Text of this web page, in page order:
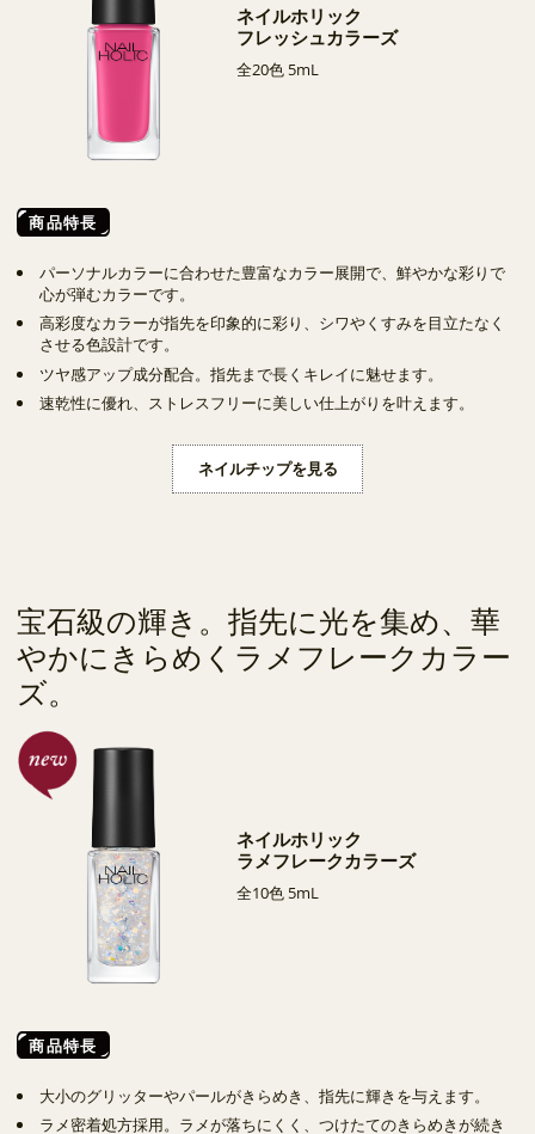
ネイルホリック
フレッシュカラーズ
全20色 5mL
商品特長
パーソナルカラーに合わせた豊富なカラー展開で、鮮やかな彩りで
心が弾むカラーです。
高彩度なカラーが指先を印象的に彩り、シワやくすみを目立たなく
させる色設計です。
ツヤ感アップ成分配合。指先まで長くキレイに魅せます。
速乾性に優れ、ストレスフリーに美しい仕上がりを叶えます。
ネイルチップを見る
宝石級の輝き。指先に光を集め、華
やかにきらめくラメフレークカラー
ズ。
ネイルホリック
ラメフレークカラーズ
全10色 5mL
商品特長
大小のグリッターやパールがきらめき、指先に輝きを与えます。
ラメ密着処方採用。ラメが落ちにくく、つけたてのきらめきが続き